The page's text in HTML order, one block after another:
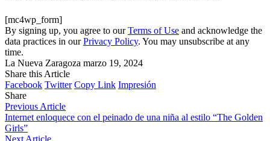
[mc4wp_form]
By signing up, you agree to ourTerms of Use and acknowledge the
data practices in ourPrivacy Policy. You may unsubscribe at any
time.
La Nueva Zaragoza marzo 19, 2024
Share this Article
Facebook Twitter Copy Link Impresión
Share
Previous Article
Internet enloquece con el peinado de una niña al estilo “The Golden
Girls”
Next Article